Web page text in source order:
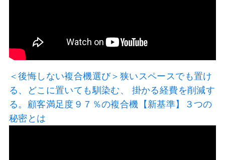
＜後悔しない複合機選び＞狭いスペースでも置け
る、どこに置いても馴染む、 掛かる経費を削減す
る。顧客満足度９７％の複合機【新基準】３つの
秘密とは